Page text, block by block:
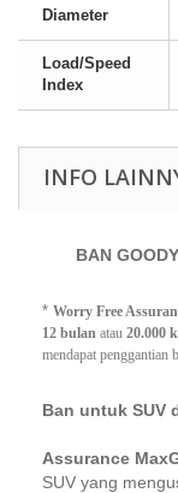
Diameter
Load/Speed
Index
INFO
BAN
* Worry Free
12 bulan atau 20.000
mendapat penggantian
Ban untuk SUV
Assurance
SUV yang